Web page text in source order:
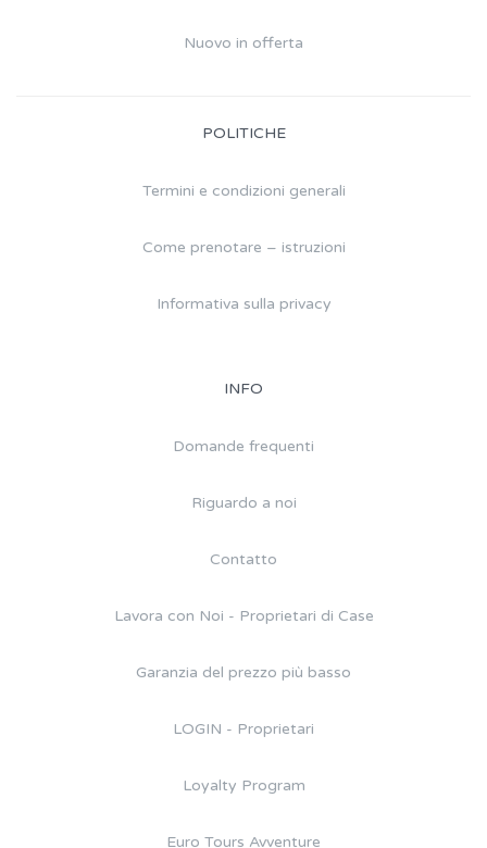
Nuovo in offerta
POLITICHE
Termini e condizioni generali
Come prenotare – istruzioni
Informativa sulla privacy
INFO
Domande frequenti
Riguardo a noi
Contatto
Lavora con Noi - Proprietari di Case
Garanzia del prezzo più basso
LOGIN - Proprietari
Loyalty Program
Euro Tours Avventure